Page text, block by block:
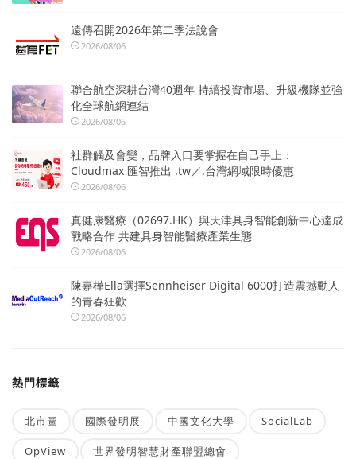
遠傳召開2026年第二季法說會
2026/08/06
聯合航空深耕台灣40週年 持續投資市場、升級機隊並強
化全球航網連結
2026/08/06
社群觸及會變，品牌入口要掌握在自己手上：
Cloudmax 匯智推出 .tw／.台灣網域限時優惠
2026/08/06
真健康醫療（02697.HK）與天津具身智能創新中心達成
戰略合作 共建具身智能醫療產業生態
2026/08/06
陳嘉樺Ella選擇Sennheiser Digital 6000打造震撼動人
的青春狂歡
2026/08/06
熱門標籤
北市圖 國際發明展 中國文化大學 SocialLab
OpView 世界發明智慧財產聯盟總會